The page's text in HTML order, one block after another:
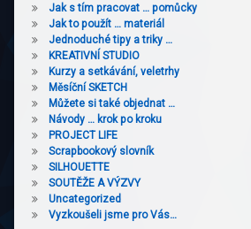
Jak s tím pracovat … pomůcky
Jak to použít … materiál
Jednoduché tipy a triky …
KREATIVNÍ STUDIO
Kurzy a setkávání, veletrhy
Měsíční SKETCH
Můžete si také objednat …
Návody … krok po kroku
PROJECT LIFE
Scrapbookový slovník
SILHOUETTE
SOUTĚŽE A VÝZVY
Uncategorized
Vyzkoušeli jsme pro Vás…